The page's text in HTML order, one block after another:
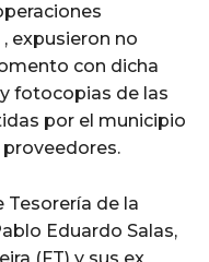
expusieron no
con dicha
fotocopias de las
por el municipio
Tesorería de la
Eduardo Salas,